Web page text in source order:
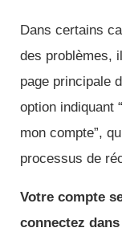
Dans certains
des problèmes,
page principale
option indiquant
mon compte”,
processus de
Votre compte
connectez